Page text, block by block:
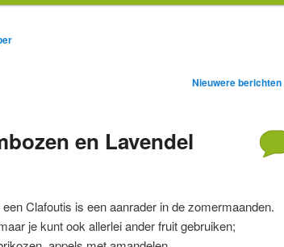
Nieuwere berichten
en Lavendel
Clafoutis is een aanrader in de zomermaanden.
je kunt ook allerlei ander fruit gebruiken;